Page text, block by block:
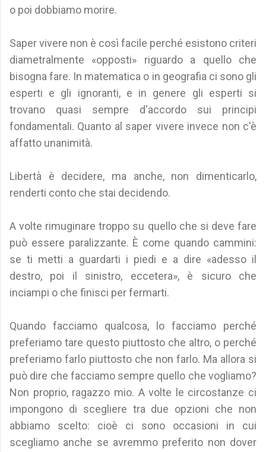
o poi dobbiamo morire.
Saper vivere non è così facile perché esistono criteri
diametralmente «opposti» riguardo a quello che
bisogna fare. In matematica o in geografia ci sono gli
esperti e gli ignoranti, e in genere gli esperti si
trovano quasi sempre d'accordo sui principi
fondamentali. Quanto al saper vivere invece non c'è
affatto unanimità.
Libertà è decidere, ma anche, non dimenticarlo,
renderti conto che stai decidendo.
A volte rimuginare troppo su quello che si deve fare
può essere paralizzante. È come quando cammini:
se ti metti a guardarti i piedi e a dire «adesso il
destro, poi il sinistro, eccetera», è sicuro che
inciampi o che finisci per fermarti.
Quando facciamo qualcosa, lo facciamo perché
preferiamo tare questo piuttosto che altro, o perché
preferiamo farlo piuttosto che non farlo. Ma allora si
può dire che facciamo sempre quello che vogliamo?
Non proprio, ragazzo mio. A volte le circostanze ci
impongono di scegliere tra due opzioni che non
abbiamo scelto: cioè ci sono occasioni in cui
scegliamo anche se avremmo preferito non dover